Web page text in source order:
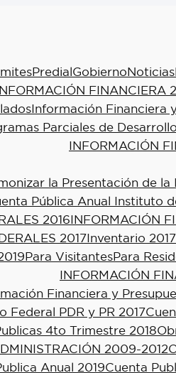
PredialGobiernoNoticias
FINANCIERA
Información Financiera
Parciales de
INFORMACIÓN
la Presentación de
Pública Anual Instituto
2016INFORMACIÓN
2017Inventario 2017
Para VisitantesPara
INFORMACIÓN
Financiera y
Federal PDR y PR 2017
4to Trimestre 2018
2009-2012
Anual 2019Cuenta